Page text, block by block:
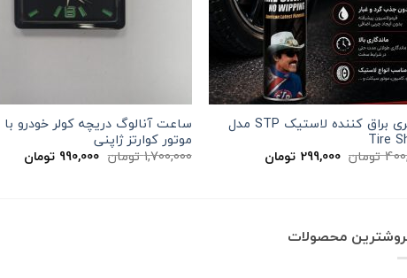
اسپری براق کننده لاستیک STP مدل
Tire
تومان قیمت
اصلی
299,000 تومان
ساعت آنالوگ دریچه کولر خودرو با
موتور کوارتز ژاپنی
1,700,000 تومان قیمت
اصلی
990,000 تومانقیمت
فعلی
محصولات